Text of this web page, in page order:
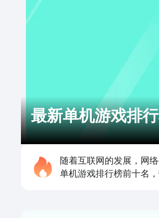
最新单机游戏排
随着互联网的发展，网
单机游戏排行榜前十名